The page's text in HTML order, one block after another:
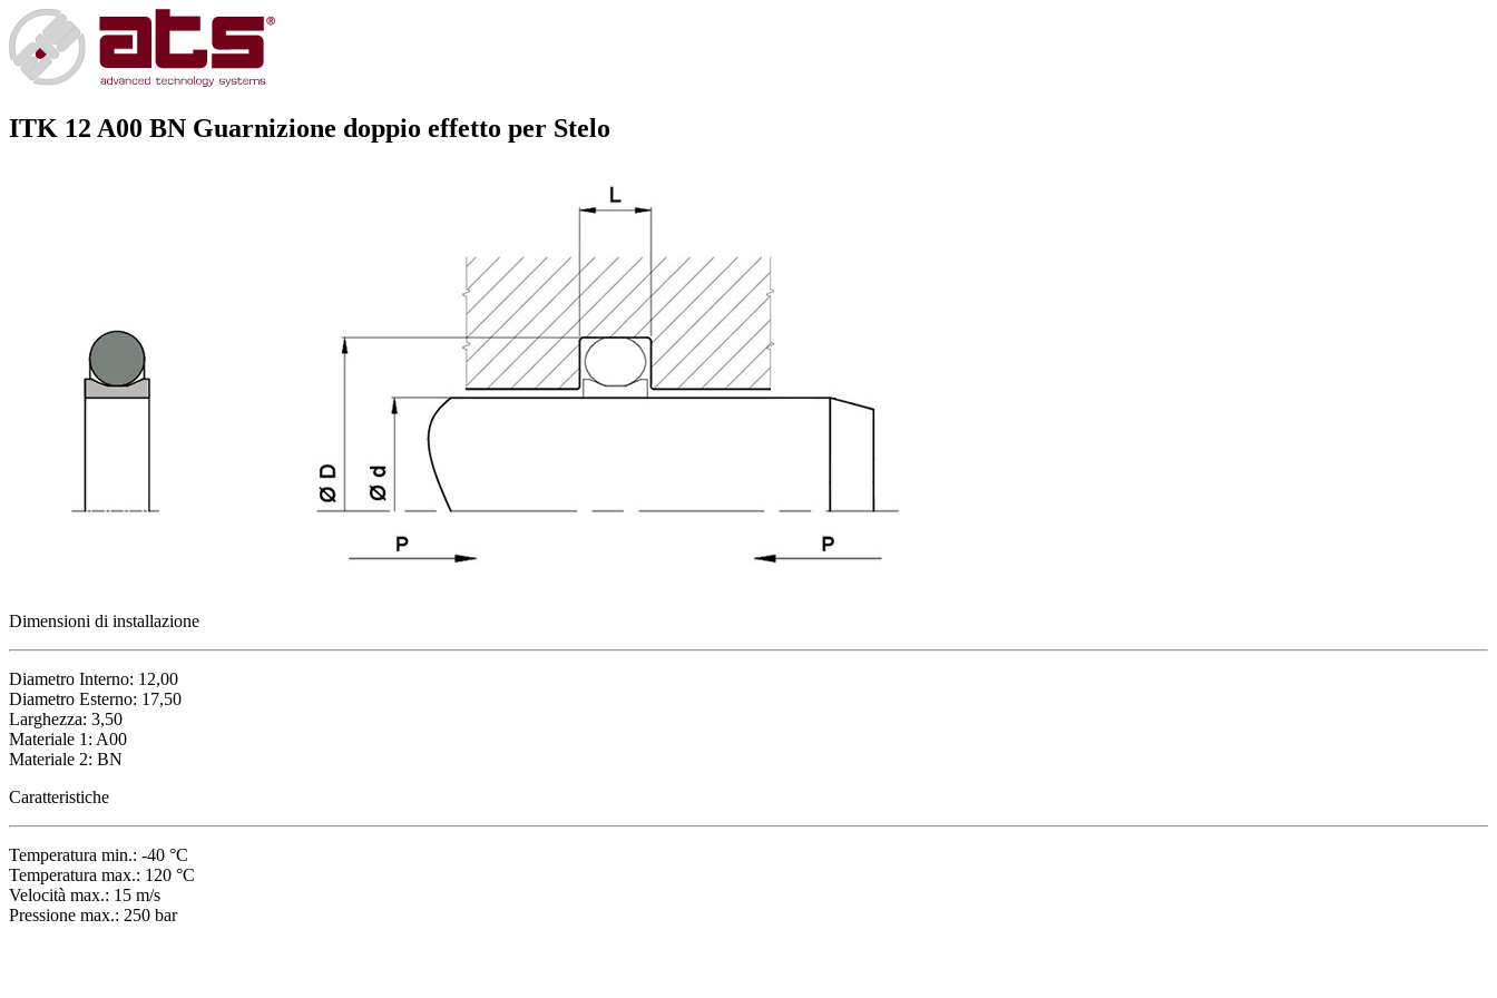
ITK 12 A00 BN Guarnizione doppio effetto per Stelo
Dimensioni di installazione
Diametro Interno: 12,00
Diametro Esterno: 17,50
Larghezza: 3,50
Materiale 1: A00
Materiale 2: BN
Caratteristiche
Temperatura min.: -40 °C
Temperatura max.: 120 °C
Velocità max.: 15 m/s
Pressione max.: 250 bar